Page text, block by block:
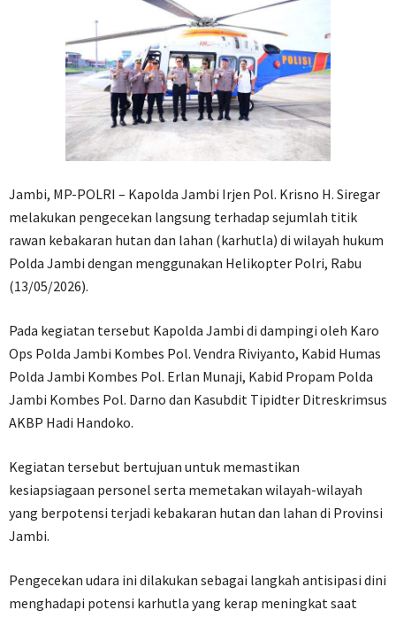
Jambi, MP-POLRI – Kapolda Jambi Irjen Pol. Krisno H. Siregar
melakukan pengecekan langsung terhadap sejumlah titik
rawan kebakaran hutan dan lahan (karhutla) di wilayah hukum
Polda Jambi dengan menggunakan Helikopter Polri, Rabu
(13/05/2026).
Pada kegiatan tersebut Kapolda Jambi di dampingi oleh Karo
Ops Polda Jambi Kombes Pol. Vendra Riviyanto, Kabid Humas
Polda Jambi Kombes Pol. Erlan Munaji, Kabid Propam Polda
Jambi Kombes Pol. Darno dan Kasubdit Tipidter Ditreskrimsus
AKBP Hadi Handoko.
Kegiatan tersebut bertujuan untuk memastikan
kesiapsiagaan personel serta memetakan wilayah-wilayah
yang berpotensi terjadi kebakaran hutan dan lahan di Provinsi
Jambi.
Pengecekan udara ini dilakukan sebagai langkah antisipasi dini
menghadapi potensi karhutla yang kerap meningkat saat